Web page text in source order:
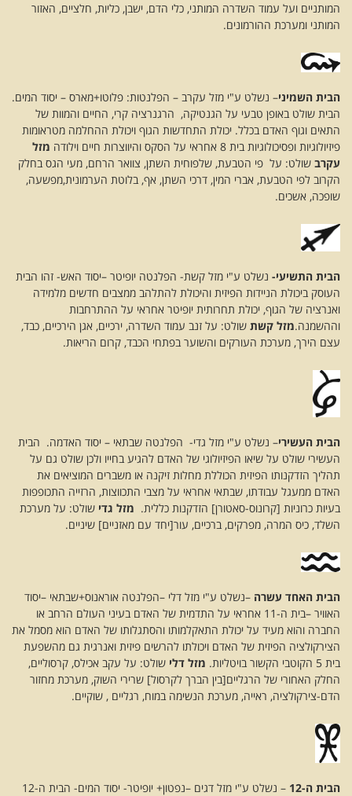
המותניים ועל עמוד השדרה המותני, כלי הדם, ישבן, כליות, חלציים, האזור
המותני ומערכת ההורמונים.
הבית השמיני– נשלט ע"י מזל עקרב – הפלנטות: פלוטו+מארס – יסוד המים.
הבית שולט באופן טבעי על הגנטיקה, הרגנרציה קרי, החיים והמוות של
התאים וגוף האדם בכלל. יכולת התחדשות הגוף ויכולת ההחלמה מטראומות
פיזיולוגיות ופסיכולוגיות בית 8 אחראי על הסקס והיווצרות חיים וילודה
מזל
עקרב שולט: על פי הטבעת, שלפוחית השתן, צוואר הרחם, מעי הגס בחלק
הקרוב לפי הטבעת, אברי המין, דרכי השתן, אף, בלוטת הערמונית,מפשעה,
שופכה, אשכים.
הבית התשיעי- נשלט ע"י מזל קשת- הפלנטה יופיטר –יסוד האש- זהו הבית
העוסק ביכולת הניידות הפיזית והיכולת להתלהב ממצבים חדשים מלמידה
ואנרציה של הגוף, יכולת תחרותית יופיטר אחראי על ההתרחבות
וההשמנה.מזל קשת שולט: על זנב עמוד השדרה, ירכיים, אגן הירכיים, כבד,
עצם הירך, מערכת העורקים והשוער בפתחי הכבד, קרום הריאות.
הבית העשירי– נשלט ע"י מזל גדי- הפלנטה שבתאי – יסוד האדמה. הבית
העשירי שולט על שיאו הפיזיולוגי של האדם להגיע בחייו ולכן שולט גם על
תהליך הזדקנותו הפיזית הכוללת מחלות זיקנה או משברים המוציאים את
האדם ממעגל עבודתו, שבתאי אחראי על מצבי התכווצות, הרזייה התכופפות
בעיות כרוניות [קרונוס-סאטורן] הזדקנות כללית. מזל גדי שולט: על מערכת
השלד, כיס המרה, מפרקים, ברכיים, עור[יחד עם מאזניים] שיניים.
הבית האחד עשרה –נשלט ע"י מזל דלי –הפלנטה אוראנוס+שבתאי –יסוד
האוויר –בית ה-11 אחראי על התדמית של האדם בעיני העולם הרחב או
החברה והוא מעיד על יכולת התאקלמותו והסתגלותו של האדם הוא מסמל את
הצירקולציה הפיזית של האדם ויכולתו להרשים פיזית ואנרגית גם מהשפעת
בית 5 הקוטבי הקשור בויטליות.
מזל דלי שולט: על עקב אכילס, קרסוליים,
החלק האחורי של הרגליים[בין הברך לקרסול] שרירי השוק, מערכת מחזור
הדם-צירקולציה, ראייה, מערכת הנשימה במוח, רגליים , שוקיים.
הבית ה-12
– נשלט ע"י מזל דגים –נפטון+ יופיטר- יסוד המים- הבית ה-12